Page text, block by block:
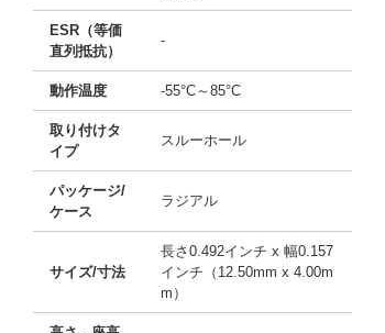
ESR（等価
直列抵抗）
-
動作温度 -55°C～85°C
取り付けタ
イプ
スルーホール
パッケージ/
ケース
ラジアル
サイズ/寸法
長さ0.492インチ x 幅0.157
インチ（12.50mm x 4.00m
m）